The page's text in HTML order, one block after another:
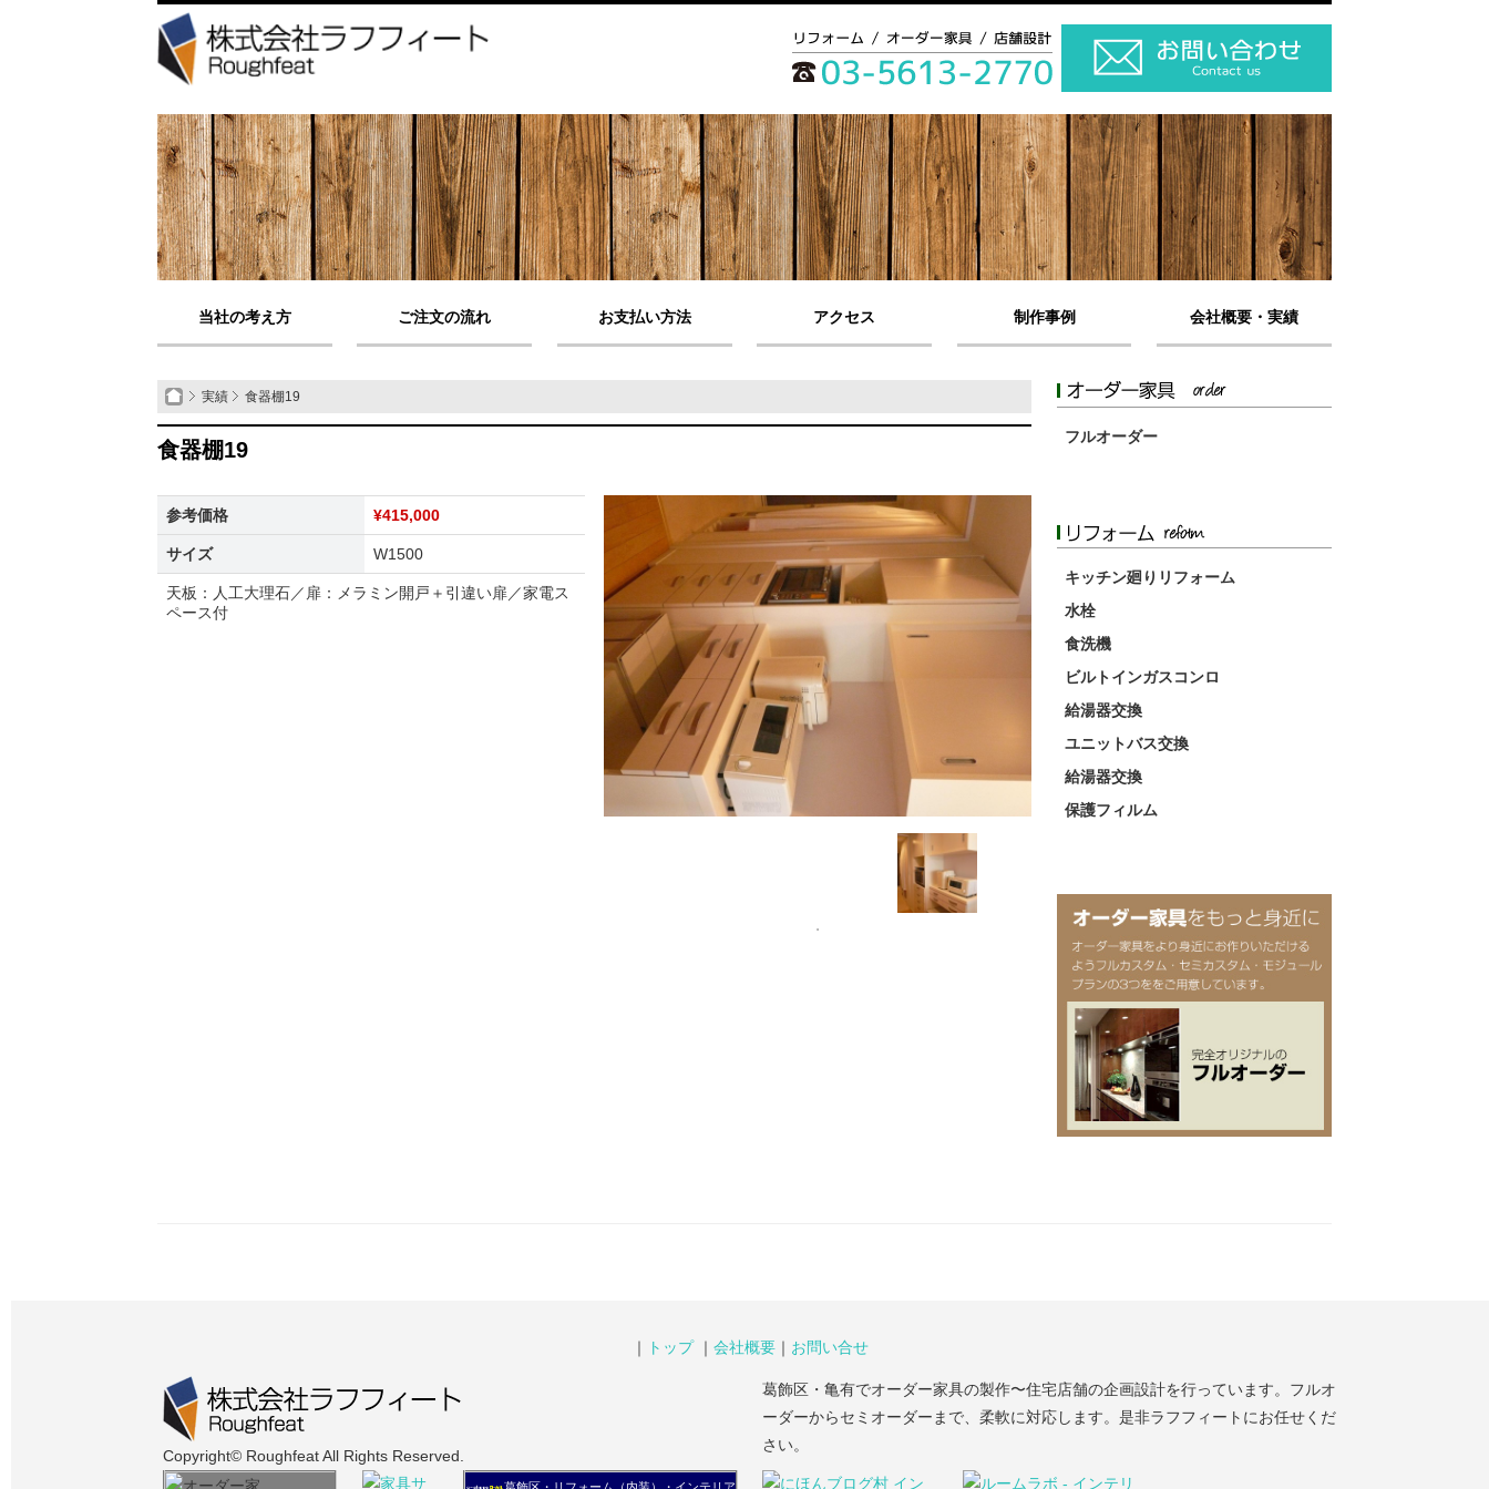
当社の考え方 ご注文の流れ お支払い方法 アクセス 制作事例 会社概要・実績
実績 食器棚19
食器棚19
参考価格 ¥415,000
サイズ W1500
天板：人工大理石／扉：メラミン開戸＋引違い扉／家電ス
ペース付
フルオーダー
キッチン廻りリフォーム
水栓
食洗機
ビルトインガスコンロ
給湯器交換
ユニットバス交換
給湯器交換
保護フィルム
｜ トップ｜ 会社概要 ｜ お問い合せ
Copyright© Roughfeat All Rights Reserved.
葛飾区・亀有でオーダー家具の製作〜住宅店舗の企画設計を行っています。フルオ
ーダーからセミオーダーまで、柔軟に対応します。是非ラフフィートにお任せくだ
さい。